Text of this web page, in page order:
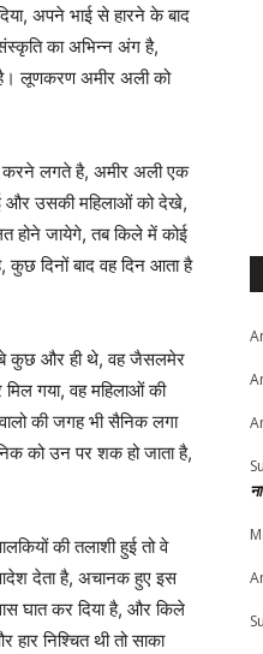
अपने भाई से हारने के बाद
का अभिन्न अंग है,
है। लूणकरण अमीर अली को
करने लगते है, अमीर अली एक
और उसकी महिलाओं को देखे,
होने जायेगे, तब किले में कोई
कुछ दिनों बाद वह दिन आता है
कुछ और ही थे, वह जैसलमेर
गया, वह महिलाओं की
की जगह भी सैनिक लगा
को उन पर शक हो जाता है,
की तलाशी हुई तो वे
देता है, अचानक हुए इस
घात कर दिया है, और किले
निश्चित थी तो साका